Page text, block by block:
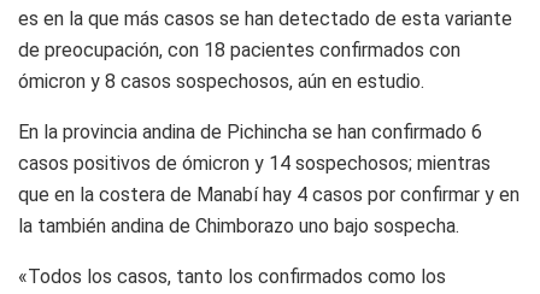
es en la que más casos se han detectado de esta variante
de preocupación, con 18 pacientes confirmados con
ómicron y 8 casos sospechosos, aún en estudio.
En la provincia andina de Pichincha se han confirmado 6
casos positivos de ómicron y 14 sospechosos; mientras
que en la costera de Manabí hay 4 casos por confirmar y en
la también andina de Chimborazo uno bajo sospecha.
«Todos los casos, tanto los confirmados como los